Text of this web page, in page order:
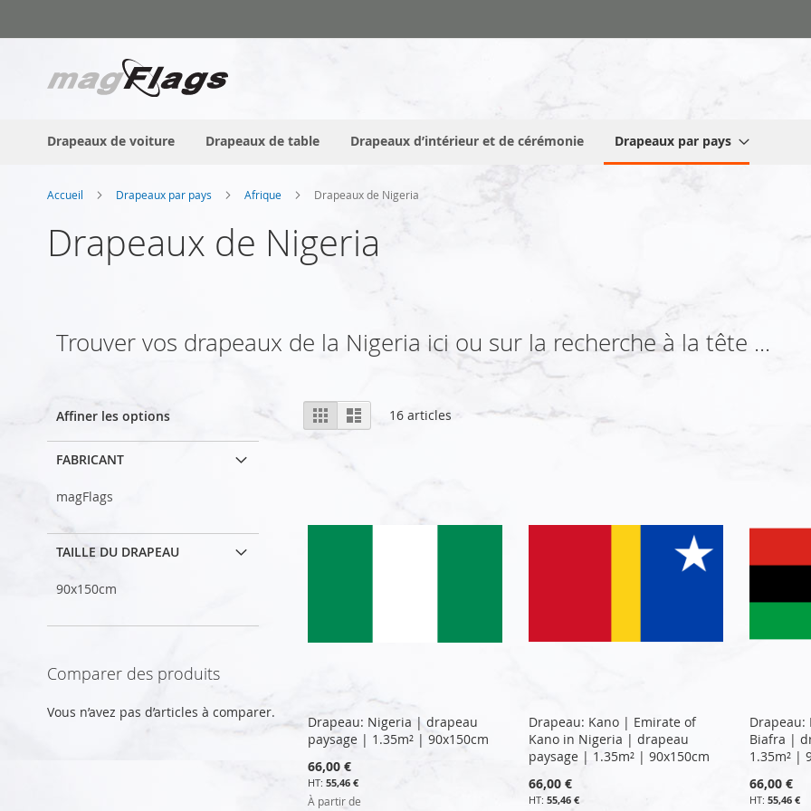
au
Drapeaux de voiture Drapeaux de table Drapeaux d’intérieur et de cérémonie Drapeaux par pays
Accueil Drapeaux par pays Afrique Drapeaux de Nigeria
Drapeaux de Nigeria
Trouver vos drapeaux de la Nigeria ici ou sur la recherche à la tête ...
Afficher
en
GrilleListe 16 articles
Drapeau: Nigeria | drapeau
paysage | 1.35m² | 90x150cm
66,00 €
55,46 €
À partir de
Drapeau: Kano | Emirate of
Kano in Nigeria | drapeau
paysage | 1.35m² | 90x150cm
66,00 €
55,46 €
Drapeau:
Biafra |
1.35m² |
66,00 €
55,46 €
Affiner les options
FABRICANT
magFlags
TAILLE DU DRAPEAU
90x150cm
Comparer des produits
Vous n’avez pas d’articles à comparer.